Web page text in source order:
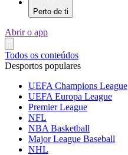
Perto de ti
Abrir o app
Todos os conteúdos
Desportos populares
UEFA Champions League
UEFA Europa League
Premier League
NFL
NBA Basketball
Major League Baseball
NHL